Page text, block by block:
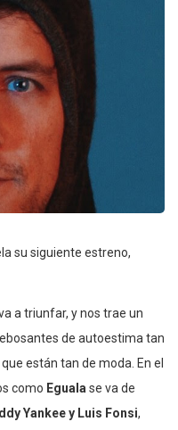
su siguiente estreno,
a triunfar, y nos trae un
de autoestima tan
están tan de moda. En el
como Egualase va de
Yankee y Luis Fonsi,